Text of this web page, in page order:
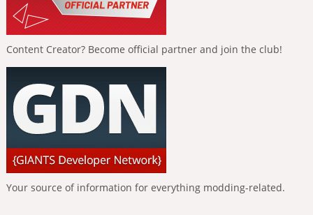
Content Creator? Become official partner and join the club!
Your source of information for everything modding-related.